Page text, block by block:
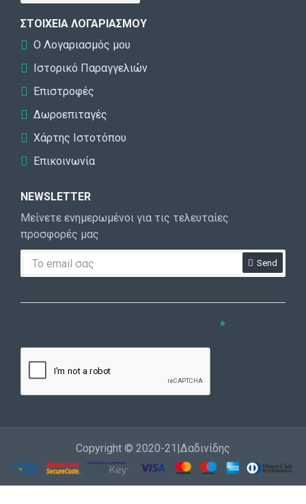
ΣΤΟΙΧΕΊΑ ΛΟΓΑΡΙΑΣΜΟΎ
Ο Λογαριασμός μου
Ιστορικό Παραγγελιών
Επιστροφές
Δωροεπιταγές
Χάρτης Ιστοτόπου
Επικοινωνία
NEWSLETTER
Μείνετε ενημερωμένοι για τις τελευταίες
προσφορές μας
Send
Copyright © 2020-21|Δαδινίδης
Σύνδεση Εγγραφή Επικοινωνία Καλέστε μας